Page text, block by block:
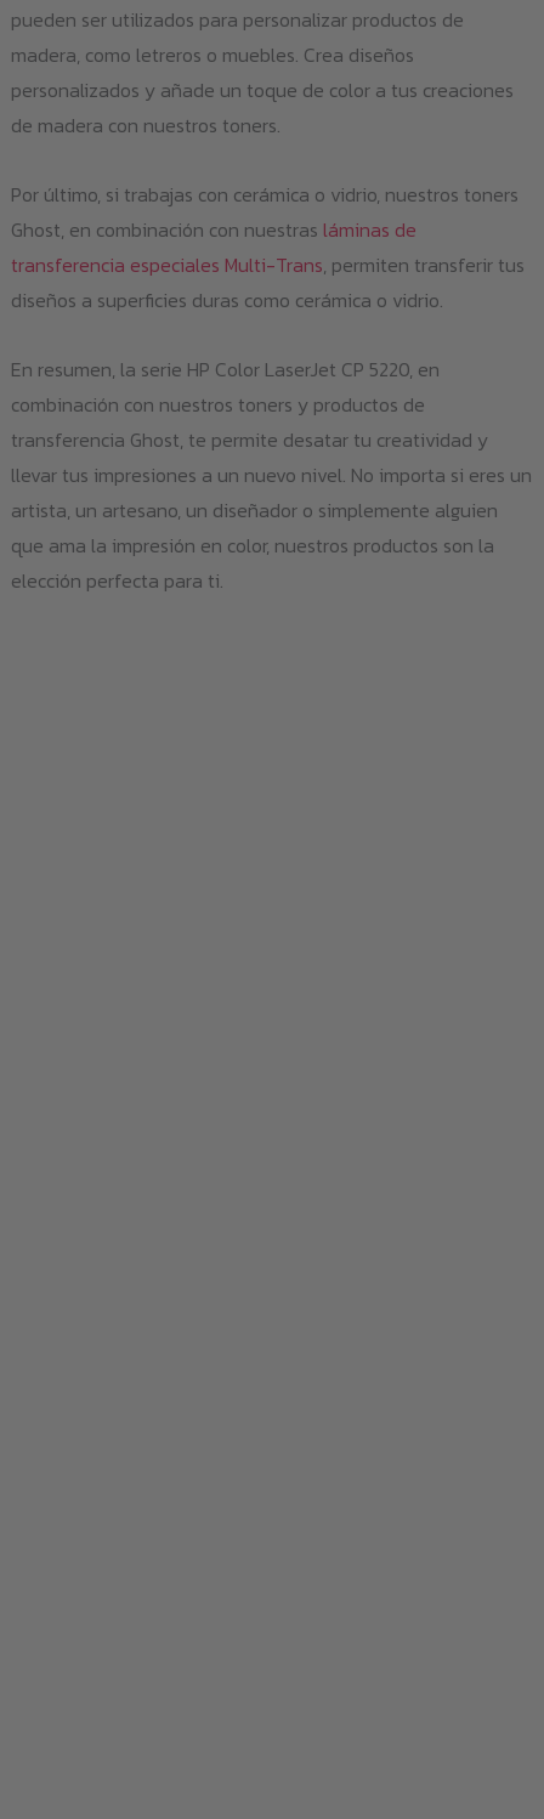
pueden ser utilizados para personalizar productos de
madera, como letreros o muebles. Crea diseños
personalizados y añade un toque de color a tus creaciones
de madera con nuestros toners.
Por último, si trabajas con cerámica o vidrio, nuestros toners
Ghost, en combinación con nuestras láminas de
transferencia especiales Multi-Trans, permiten transferir tus
diseños a superficies duras como cerámica o vidrio.
En resumen, la serie HP Color LaserJet CP 5220, en
combinación con nuestros toners y productos de
transferencia Ghost, te permite desatar tu creatividad y
llevar tus impresiones a un nuevo nivel. No importa si eres un
artista, un artesano, un diseñador o simplemente alguien
que ama la impresión en color, nuestros productos son la
elección perfecta para ti.